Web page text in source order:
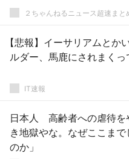
２ちゃんねるニュース超速まと
【悲報】イーサリアムとか
ルダー、馬鹿にされまくっ
IT速報
日本人 高齢者への虐待を
き地獄やな。なぜここま
のか」